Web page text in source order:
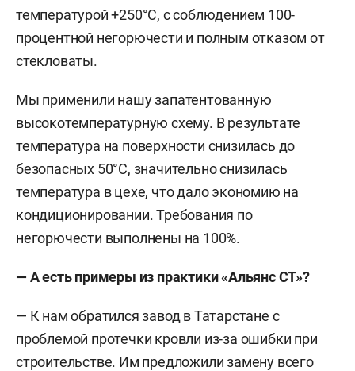
температурой +250°C, с соблюдением 100-
процентной негорючести и полным отказом от
стекловаты.
Мы применили нашу запатентованную
высокотемпературную схему. В результате
температура на поверхности снизилась до
безопасных 50°C, значительно снизилась
температура в цехе, что дало экономию на
кондиционировании. Требования по
негорючести выполнены на 100%.
— А есть примеры из практики «Альянс СТ»?
— К нам обратился завод в Татарстане с
проблемой протечки кровли из-за ошибки при
строительстве. Им предложили замену всего